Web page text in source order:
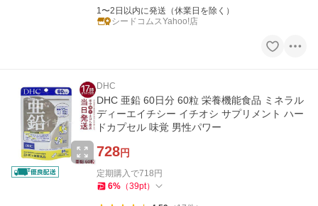
1〜2日以内に発送（休業日を除く）
シードコムスYahoo!店
DHC
DHC 亜鉛 60日分 60粒 栄養機能食品 ミネラル
ディーエイチシー イチオシ サプリメント ハー
ドカプセル 味覚 男性パワー
728円
定期購入で718 円
6% （39pt）